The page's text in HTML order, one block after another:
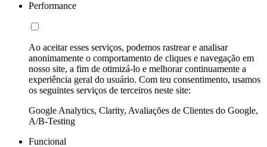
Performance
Ao aceitar esses serviços, podemos rastrear e analisar
anonimamente o comportamento de cliques e navegação em
nosso site, a fim de otimizá-lo e melhorar continuamente a
experiência geral do usuário. Com teu consentimento, usamos
os seguintes serviços de terceiros neste site:
Google Analytics, Clarity, Avaliações de Clientes do Google,
A/B-Testing
Funcional